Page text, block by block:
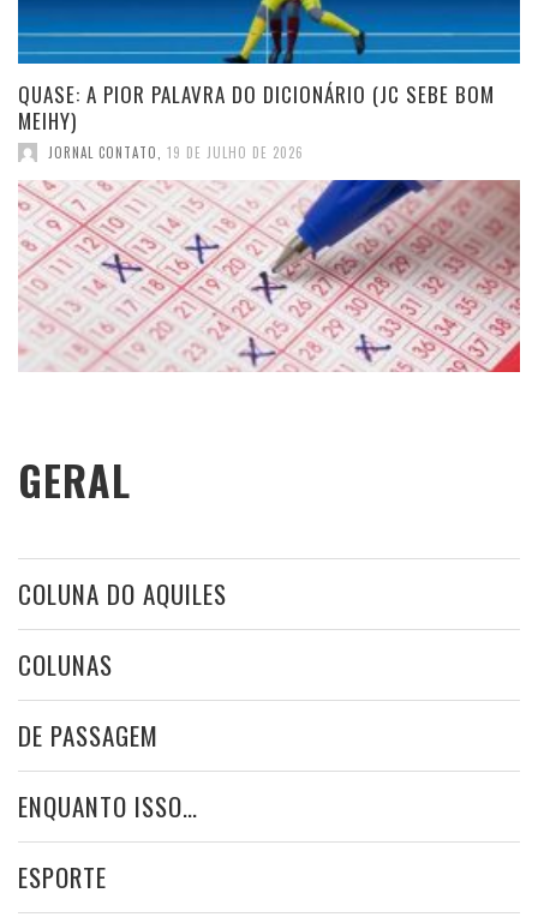
QUASE: A PIOR PALAVRA DO DICIONÁRIO (JC SEBE BOM
MEIHY)
JORNAL CONTATO 19 DE JULHO DE 2026
GERAL
COLUNA DO AQUILES
COLUNAS
DE PASSAGEM
ENQUANTO ISSO…
ESPORTE